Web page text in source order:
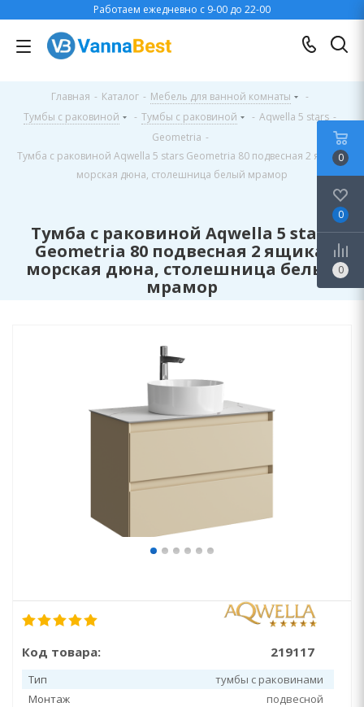
Работаем ежедневно с 9-00 до 22-00
Главная - Каталог - Мебель для ванной комнаты
-
Тумбы с раковиной
- Тумбы с раковиной - Aqwella 5 stars -
Geometria -
Тумба с раковиной Aqwella 5 stars Geometria 80 подвесная 2 ящика,
морская дюна, столешница белый мрамор
Тумба с раковиной Aqwella 5 stars
Geometria 80 подвесная 2 ящика,
морская дюна, столешница белый
мрамор
Код товара: 219117
Тип
тумбы с раковинами
Монтаж
подвесной
0
0
0